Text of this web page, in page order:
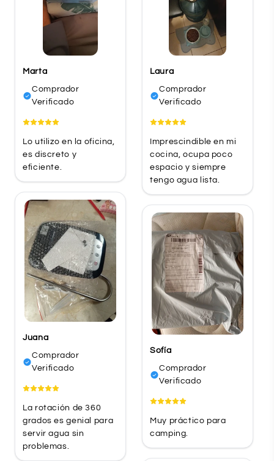
Marta
Comprador
Verificado
Lo utilizo en la oficina,
es discreto y
eficiente.
Laura
Comprador
Verificado
Imprescindible en mi
cocina, ocupa poco
espacio y siempre
tengo agua lista.
Juana
Comprador
Verificado
La rotación de 360
grados es genial para
servir agua sin
problemas.
Sofía
Comprador
Verificado
Muy práctico para
camping.